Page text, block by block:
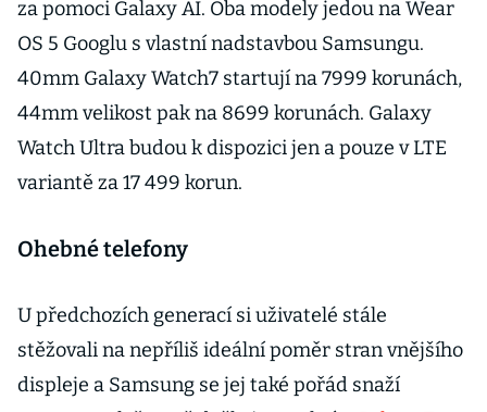
za pomoci Galaxy AI. Oba modely jedou na Wear
OS 5 Googlu s vlastní nadstavbou Samsungu.
40mm Galaxy Watch7 startují na 7999 korunách,
44mm velikost pak na 8699 korunách. Galaxy
Watch Ultra budou k dispozici jen a pouze v LTE
variantě za 17 499 korun.
Ohebné telefony
U předchozích generací si uživatelé stále
stěžovali na nepříliš ideální poměr stran vnějšího
displeje a Samsung se jej také pořád snaží